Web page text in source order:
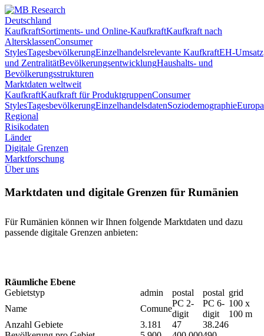
Deutschland
KaufkraftSortiments- und Online-KaufkraftKaufkraft nach
AltersklassenConsumer
StylesTagesbevölkerungEinzelhandelsrelevante KaufkraftEH-Umsatz
und ZentralitätBevölkerungsentwicklungHaushalts- und
Bevölkerungsstrukturen
Marktdaten weltweit
KaufkraftKaufkraft für ProduktgruppenConsumer
StylesTagesbevölkerungEinzelhandelsdatenSoziodemographieEuropa
Regional
Risikodaten
Länder
Digitale Grenzen
Marktforschung
Über uns
Marktdaten und digitale Grenzen für Rumänien
Für Rumänien können wir Ihnen folgende Marktdaten und dazu
passende digitale Grenzen anbieten:
Räumliche Ebene
Gebietstyp
admin postal postal grid
Name
Comune
PC 2-
digit
PC 6-
digit
100 x
100 m
Anzahl Gebiete
3.181 47
38.246